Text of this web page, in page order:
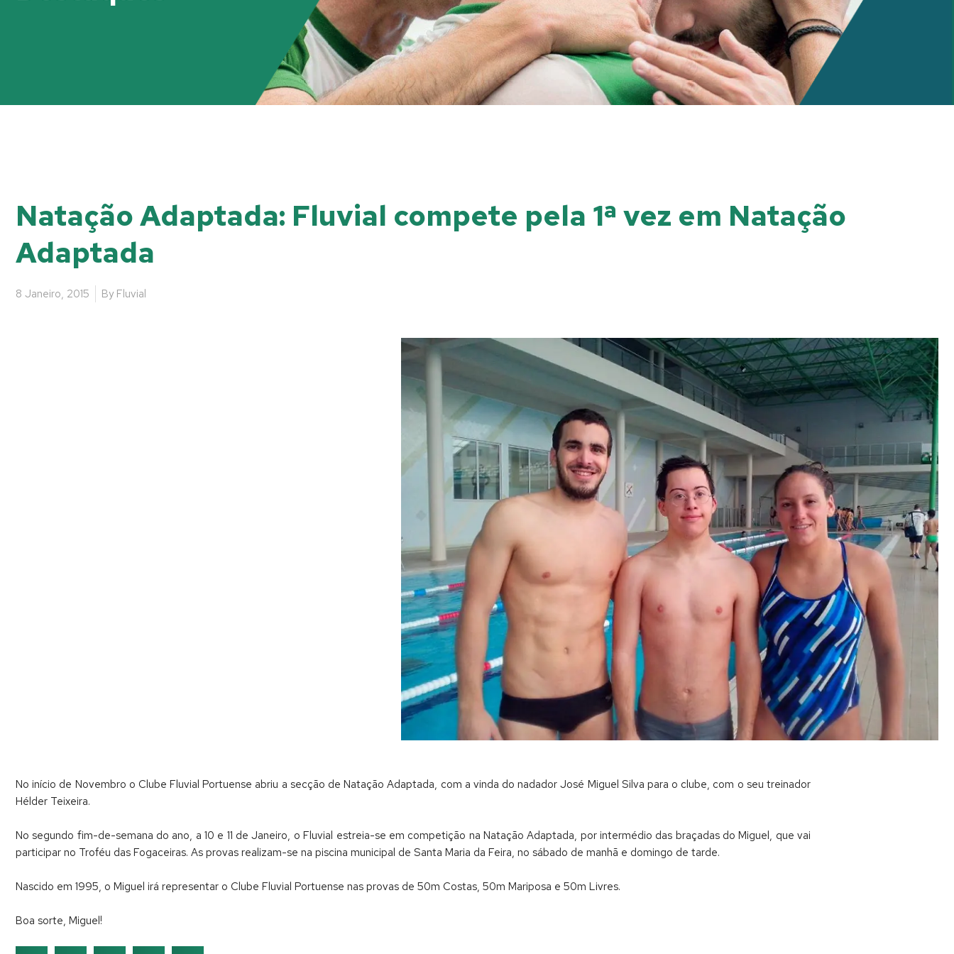
Natação Adaptada: Fluvial compete pela 1ª vez em Natação
Adaptada
8 Janeiro, 2015 By Fluvial
No início de Novembro o Clube Fluvial Portuense abriu a secção de Natação Adaptada, com a vinda do nadador José Miguel Silva para o clube, com o seu treinador
Hélder Teixeira.
No segundo fim-de-semana do ano, a 10 e 11 de Janeiro, o Fluvial estreia-se em competição na Natação Adaptada, por intermédio das braçadas do Miguel, que vai
participar no Troféu das Fogaceiras. As provas realizam-se na piscina municipal de Santa Maria da Feira, no sábado de manhã e domingo de tarde.
Nascido em 1995, o Miguel irá representar o Clube Fluvial Portuense nas provas de 50m Costas, 50m Mariposa e 50m Livres.
Boa sorte, Miguel!